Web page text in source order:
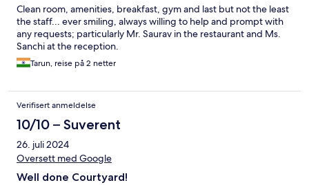
Clean room, amenities, breakfast, gym and last but not the least
the staff... ever smiling, always willing to help and prompt with
any requests; particularly Mr. Saurav in the restaurant and Ms.
Sanchi at the reception.
Tarun, reise på 2 netter
Verifisert anmeldelse
10/10 – Suverent
26. juli 2024
Oversett med Google
Well done Courtyard!